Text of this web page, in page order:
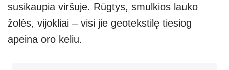
susikaupia viršuje. Rūgtys, smulkios lauko
žolės, vijokliai – visi jie geotekstilę tiesiog
apeina oro keliu.